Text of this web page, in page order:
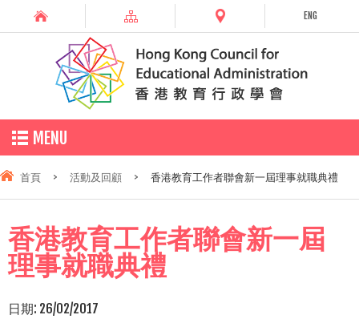
ENG
MENU
首頁 > 活動及回顧 > 香港教育工作者聯會新一屆理事就職典禮
香港教育工作者聯會新一屆
理事就職典禮
日期: 26/02/2017